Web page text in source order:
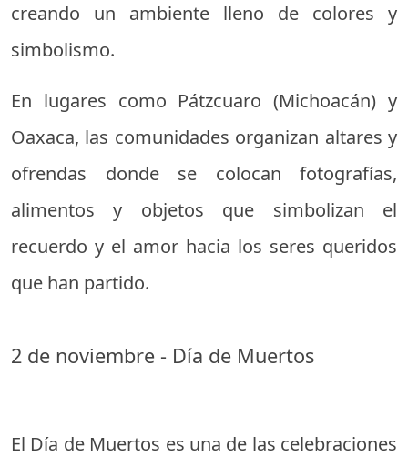
creando un ambiente lleno de colores y
simbolismo.
En lugares como Pátzcuaro (Michoacán) y
Oaxaca, las comunidades organizan altares y
ofrendas donde se colocan fotografías,
alimentos y objetos que simbolizan el
recuerdo y el amor hacia los seres queridos
que han partido.
2 de noviembre - Día de Muertos
El Día de Muertos es una de las celebraciones